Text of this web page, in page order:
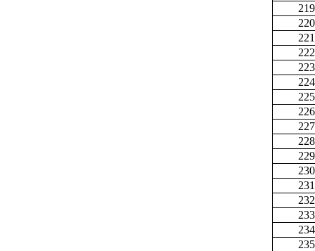
219
220
221
222
223
224
225
226
227
228
229
230
231
232
233
234
235